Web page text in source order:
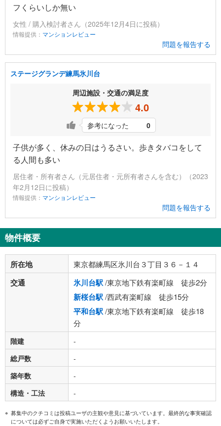
フくらいしか無い
女性 / 購入検討者さん（2025年12月4日に投稿）
情報提供： マンションレビュー
問題を報告する
ステージグランデ練馬氷川台
周辺施設・交通の満足度
4.0
参考になった 0
子供が多く、休みの日はうるさい。歩きタバコをして
る人間も多い
居住者・所有者さん（元居住者・元所有者さんを含む）（2023
年2月12日に投稿）
情報提供： マンションレビュー
問題を報告する
物件概要
所在地 東京都練馬区氷川台３丁目３６－１４
交通 氷川台駅/東京地下鉄有楽町線 徒歩2分
新桜台駅/西武有楽町線 徒歩15分
平和台駅/東京地下鉄有楽町線 徒歩18
分
階建
-
総戸数
-
築年数
-
構造・工法
-
募集中のクチコミは投稿ユーザの主観や意見に基づいています。最終的な事実確認
については必ずご自身で実施いただくようお願いいたします。